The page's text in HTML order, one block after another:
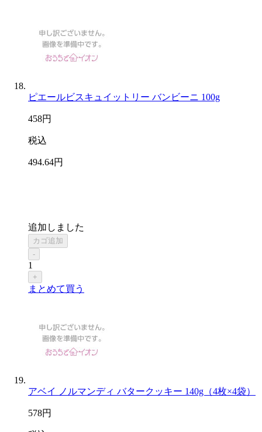
ピエールビスキュイットリー バンビーニ 100g
458円
税込
494.64円
追加しました
カゴ追加
-
1
+
まとめて買う
アベイ ノルマンディ バタークッキー 140g（4枚×4袋）
578円